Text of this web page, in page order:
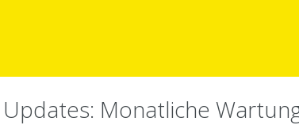
Monatliche